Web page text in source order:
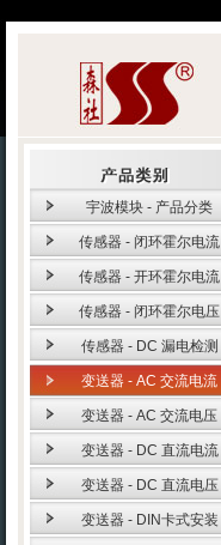
宇波模块 - 产品分类
传感器 - 闭环霍尔电流
传感器 - 开环霍尔电流
传感器 - 闭环霍尔电压
传感器 - DC 漏电检测
变送器 - AC 交流电流
变送器 - AC 交流电压
变送器 - DC 直流电流
变送器 - DC 直流电压
变送器 - DIN卡式安装